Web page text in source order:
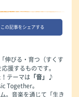
この記事をシェアする
伸びる・育つ（すくす
援するものです。
テーマは「音」 ♪
Together。
。音楽を通じて「生き